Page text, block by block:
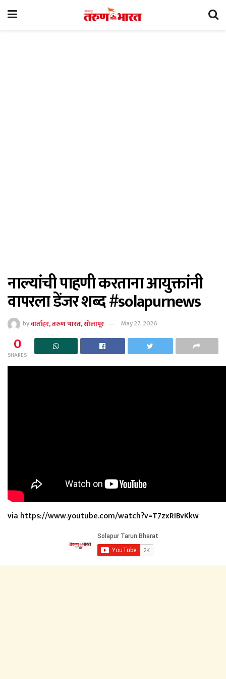
नाल्यांची पाहणी करताना आयुक्तांनी
वापरला डेंजर शब्द #solapurnews
byवार्ताहर, तरुण भारत, सोलापूर May 27, 2026
0
SHARES
via https://www.youtube.com/watch?v=T7zxRIBvKkw